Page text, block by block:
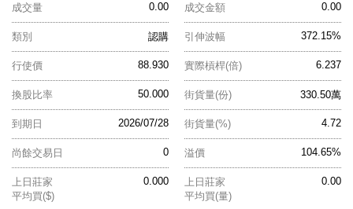
0.00
成交量 0.00
成交金額
認購
類別 372.15%
引伸波幅
88.930
行使價 6.237
實際槓桿(倍)
50.000
換股比率 330.50萬
街貨量(份)
2026/07/28
到期日 4.72
街貨量(%)
0
尚餘交易日 104.65%
溢價
0.000
上日莊家
平均買($)
0.00
上日莊家
平均買(量)